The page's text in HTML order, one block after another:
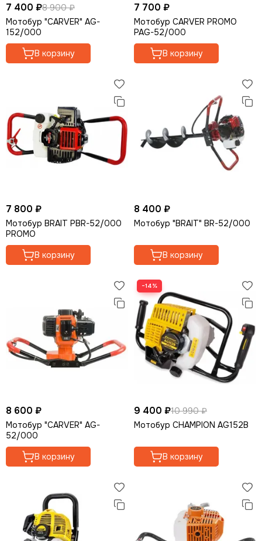
Опрыскиватели
Мотолебедки
Аккумуляторная садовая техника
Кормоизмельчители
7 400 ₽8 900 ₽
Мотобур "CARVER" AG-
152/000
В корзину
7 700 ₽
Мотобур CARVER PROMO
PAG-52/000
В корзину
7 800 ₽
Мотобур BRAIT PBR-52/000
PROMO
В корзину
8 400 ₽
Мотобур "BRAIT" BR-52/000
В корзину
8 600 ₽
Мотобур "CARVER" AG-
52/000
В корзину
−14%
9 400 ₽10 990 ₽
Мотобур CHAMPION AG152B
В корзину